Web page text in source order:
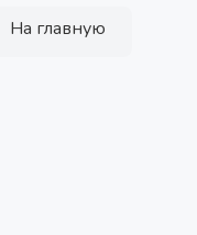
На главную